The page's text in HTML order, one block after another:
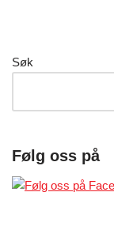
Søk
Følg oss på